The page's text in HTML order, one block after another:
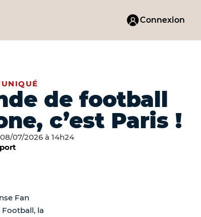
Connexion
de football
c’est Paris !
07/2026 à 14h24
Fan
la